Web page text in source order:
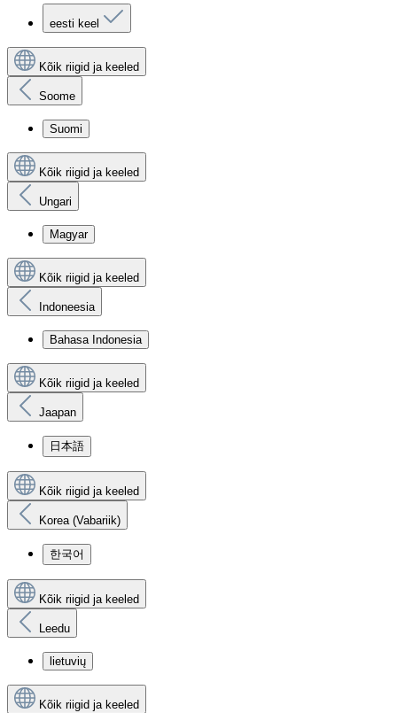
eesti keel
Kõik riigid ja keeled
Soome
Suomi
Kõik riigid ja keeled
Ungari
Magyar
Kõik riigid ja keeled
Indoneesia
Bahasa Indonesia
Kõik riigid ja keeled
Jaapan
日本語
Kõik riigid ja keeled
Korea (Vabariik)
한국어
Kõik riigid ja keeled
Leedu
lietuvių
Kõik riigid ja keeled